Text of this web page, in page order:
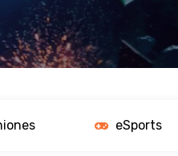
eSports